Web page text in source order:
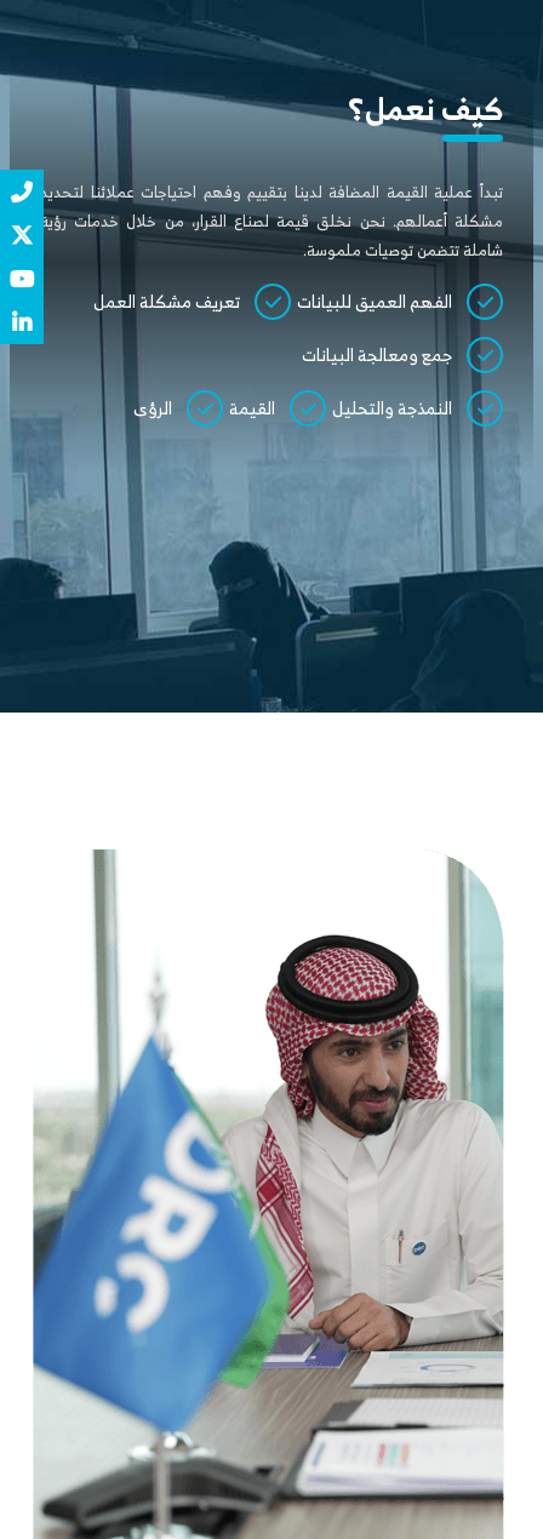
كيف نعمل؟
تبدأ عملية القيمة المضافة لدينا بتقييم وفهم احتياجات عملائنا لتحديد
مشكلة أعمالهم. نحن نخلق قيمة لصناع القرار، من خلال خدمات رؤية
شاملة تتضمن توصيات ملموسة.
الفهم العميق للبيانات
تعريف مشكلة العمل
جمع ومعالجة البيانات
النمذجة والتحليل
القيمة الرؤى